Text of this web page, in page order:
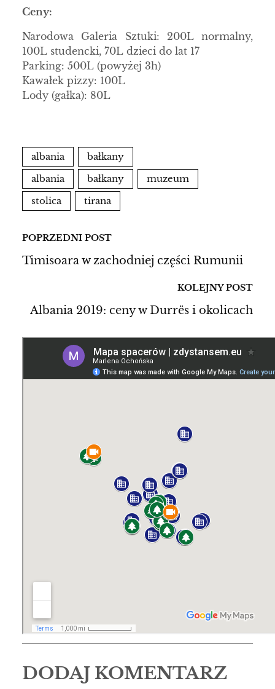
Ceny:
Narodowa Galeria Sztuki: 200L normalny,
100L studencki, 70L dzieci do lat 17
Parking: 500L (powyżej 3h)
Kawałek pizzy: 100L
Lody (gałka): 80L
albania
bałkany
albania
bałkany
muzeum
stolica
tirana
POPRZEDNI POST
Timisoara w zachodniej części Rumunii
KOLEJNY POST
Albania 2019: ceny w Durrës i okolicach
DODAJ KOMENTARZ